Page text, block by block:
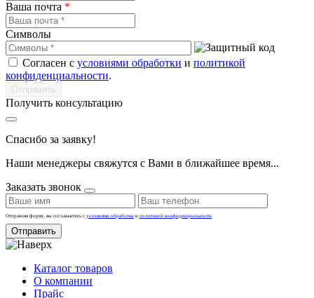
Ваша почта *
Символы
Согласен с условиями обработки и политикой
конфиденциальности.
Получить консультацию
Спасибо за заявку!
Наши менеджеры свяжутся с Вами в ближайшее время...
Заказать звонок
Отправляя форму, вы соглашаетесь с условиями обработки и политикой конфиденциальности.
Отправить
Каталог товаров
О компании
Прайс